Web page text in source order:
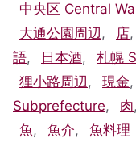
中央区 Central
大通公園周辺, 店,
語, 日本酒, 札幌
狸小路周辺, 現金,
Subprefecture, 肉,
魚, 魚介, 魚料理